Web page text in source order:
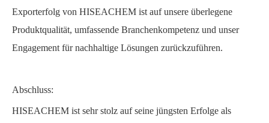
Exporterfolg von HISEACHEM ist auf unsere überlegene
Produktqualität, umfassende Branchenkompetenz und unser
Engagement für nachhaltige Lösungen zurückzuführen.
Abschluss:
HISEACHEM ist sehr stolz auf seine jüngsten Erfolge als